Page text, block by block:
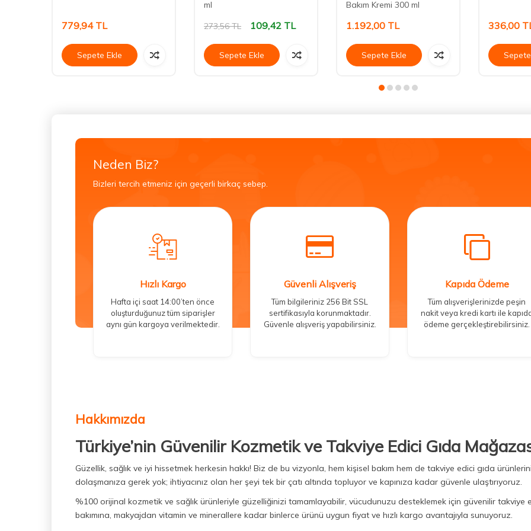
779,94TL
Sepete Ekle
ml
273,56TL 109,42 TL
Sepete Ekle
Bakım Kremi 300 ml
1.192,00 TL
Sepete Ekle
336,00
Neden Biz?
Bizleri tercih etmeniz için geçerli birkaç sebep.
Hızlı Kargo
Hafta içi saat 14:00’ten önce
oluşturduğunuz tüm siparişler
aynı gün kargoya verilmektedir.
Güvenli Alışveriş
Tüm bilgileriniz 256 Bit SSL
sertifikasıyla korunmaktadır.
Güvenle alışveriş yapabilirsiniz.
Kapıda Ödeme
Tüm alışverişlerinizde peşin
nakit veya kredi kartı ile
ödeme gerçekleştirebilirsiniz.
Hakkımızda
Türkiye’nin Güvenilir Kozmetik ve Takviye Edici Gıda
Güzellik, sağlık ve iyi hissetmek herkesin hakkı! Biz de bu vizyonla, hem kişisel bakım hem de takviye edici gıda
dolaşmanıza gerek yok; ihtiyacınız olan her şeyi tek bir çatı altında topluyor ve kapınıza kadar güvenle ulaştırıyoruz.
%100 orijinal kozmetik ve sağlık ürünleriyle güzelliğinizi tamamlayabilir, vücudunuzu desteklemek için güvenilir takviye
bakımına, makyajdan vitamin ve minerallere kadar binlerce ürünü uygun fiyat ve hızlı kargo avantajıyla sunuyoruz.